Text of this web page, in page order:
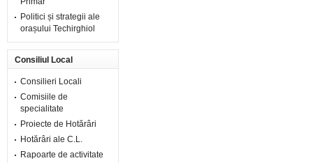
Politici și strategii ale
orașului Techirghiol
Consiliul Local
Consilieri Locali
Comisiile de
specialitate
Proiecte de Hotărâri
Hotărâri ale C.L.
Rapoarte de activitate